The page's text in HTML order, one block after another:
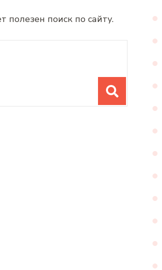
поиск по сайту.